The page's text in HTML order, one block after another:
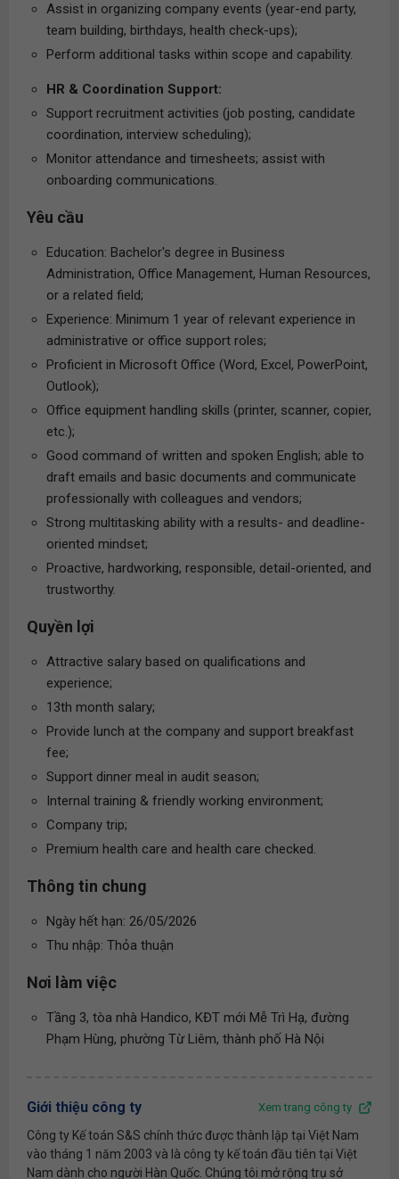
Assist in organizing company events (year-end party,
team building, birthdays, health check-ups);
Perform additional tasks within scope and capability.
HR & Coordination Support:
Support recruitment activities (job posting, candidate
coordination, interview scheduling);
Monitor attendance and timesheets; assist with
onboarding communications.
Yêu cầu
Education: Bachelor's degree in Business
Administration, Office Management, Human Resources,
or a related field;
Experience: Minimum 1 year of relevant experience in
administrative or office support roles;
Proficient in Microsoft Office (Word, Excel, PowerPoint,
Outlook);
Office equipment handling skills (printer, scanner, copier,
etc.);
Good command of written and spoken English; able to
draft emails and basic documents and communicate
professionally with colleagues and vendors;
Strong multitasking ability with a results- and deadline-
oriented mindset;
Proactive, hardworking, responsible, detail-oriented, and
trustworthy.
Quyền lợi
Attractive salary based on qualifications and
experience;
13th month salary;
Provide lunch at the company and support breakfast
fee;
Support dinner meal in audit season;
Internal training & friendly working environment;
Company trip;
Premium health care and health care checked.
Thông tin chung
Ngày hết hạn: 26/05/2026
Thu nhập: Thỏa thuận
Nơi làm việc
Tầng 3, tòa nhà Handico, KĐT mới Mễ Trì Hạ, đường
Phạm Hùng, phường Từ Liêm, thành phố Hà Nội
Giới thiệu công ty Xem trang công ty
Công ty Kế toán S&S chính thức được thành lập tại Việt Nam
vào tháng 1 năm 2003 và là công ty kế toán đầu tiên tại Việt
Nam dành cho người Hàn Quốc. Chúng tôi mở rộng trụ sở